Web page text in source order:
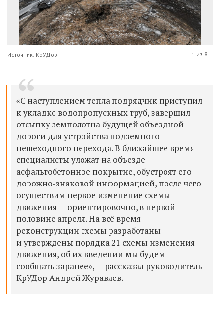
Источник: КрУДор 1 из 8
«С наступлением тепла подрядчик приступил
к укладке водопропускных труб, завершил
отсыпку земполотна будущей объездной
дороги для устройства подземного
пешеходного перехода. В ближайшее время
специалисты уложат на объезде
асфальтобетонное покрытие, обустроят его
дорожно-знаковой информацией, после чего
осуществим первое изменение схемы
движения — ориентировочно, в первой
половине апреля. На всё время
реконструкции схемы разработаны
и утверждены порядка 21 схемы изменения
движения, об их введении мы будем
сообщать заранее», — рассказал руководитель
КрУДор Андрей Журавлев.